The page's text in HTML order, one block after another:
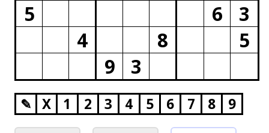
5
6
3
4
8
5
9
3
✎ X 1 2 3 4 5 6 7 8 9